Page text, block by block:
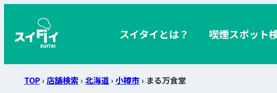
スイタイとは？ 喫煙スポット
TOP› 店舗検索 › 北海道› 小樽市› まる万食堂